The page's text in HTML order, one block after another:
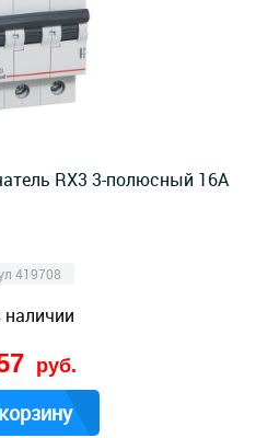
RX3 3-полюсный 16А
419708
наличии
руб.